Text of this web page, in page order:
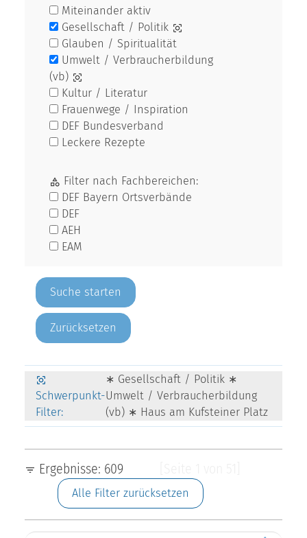
Miteinander aktiv
Gesellschaft / Politik
Glauben / Spiritualität
Umwelt / Verbraucherbildung
(vb)
Kultur / Literatur
Frauenwege / Inspiration
DEF Bundesverband
Leckere Rezepte
Filter nach Fachbereichen:
DEF Bayern Ortsverbände
DEF
AEH
EAM
Zurücksetzen
Schwerpunkt-
Filter:
∗ Gesellschaft / Politik ∗
Umwelt / Verbraucherbildung
(vb) ∗ Haus am Kufsteiner Platz
Ergebnisse: 609
Alle Filter zurücksetzen